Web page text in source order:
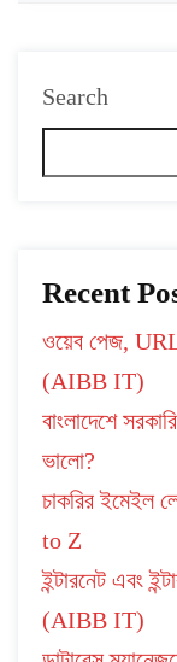
Search
Recent
ওয়েব পেজ,
(AIBB IT)
বাংলাদেশে
ভালো?
চাকরির ইমেইল
to Z
ইন্টারনেট এবং
(AIBB IT)